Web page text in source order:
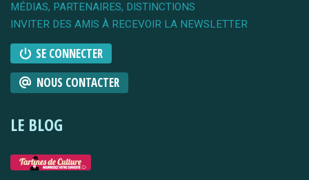
MÉDIAS, PARTENAIRES, DISTINCTIONS
INVITER DES AMIS À RECEVOIR LA NEWSLETTER
SE CONNECTER
NOUS CONTACTER
LE BLOG